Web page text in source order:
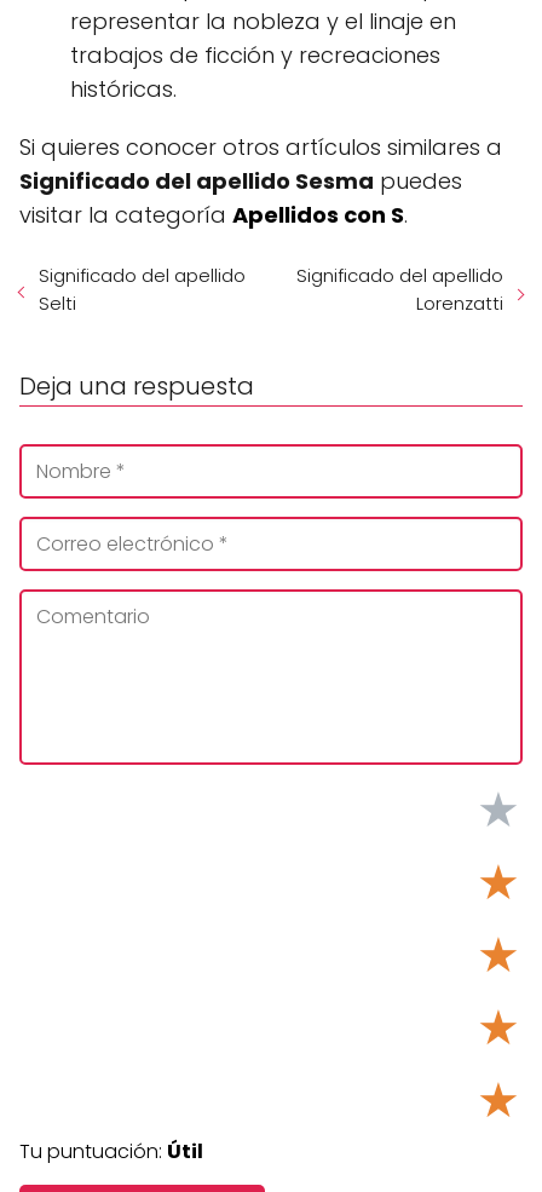
representar la nobleza y el linaje en
trabajos de ficción y recreaciones
históricas.
Si quieres conocer otros artículos similares a
Significado del apellido Sesma puedes
visitar la categoría Apellidos con S.
Significado del apellido
Selti
Significado del apellido
Lorenzatti
Deja una respuesta
★
★
★
★
★
Tu puntuación: Útil